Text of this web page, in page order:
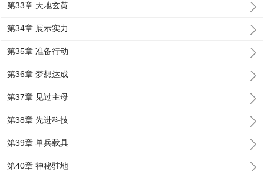
第33章 天地玄黄
第34章 展示实力
第35章 准备行动
第36章 梦想达成
第37章 见过主母
第38章 先进科技
第39章 单兵载具
第40章 神秘驻地